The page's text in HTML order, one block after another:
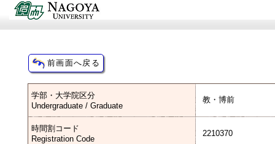
学部・大学院区分
Undergraduate / Graduate
教・博前
時間割コード
Registration Code
2210370